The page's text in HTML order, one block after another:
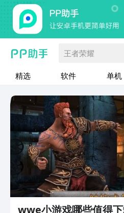
王者荣耀
精选 软件 单机
wwe小游戏哪些值得